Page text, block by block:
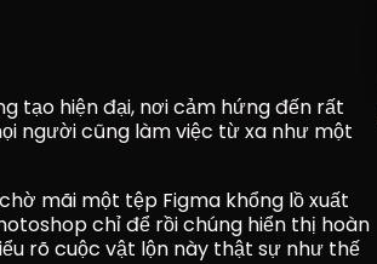
tạo hiện đại, nơi cảm hứng đến rất
người cũng làm việc từ xa như một
mãi một tệp Figma khổng lồ xuất
chỉ để rồi chúng hiển thị hoàn
rõ cuộc vật lộn này thật sự như thế